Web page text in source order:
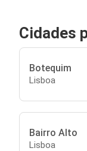
Cidades
Botequim
Lisboa
Bairro Alto
Lisboa